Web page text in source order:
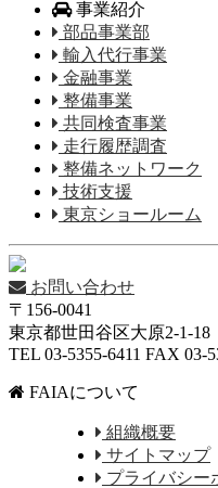
事業紹介
部品事業部
輸入代行事業
金融事業
整備事業
共同検査事業
走行履歴調査
整備ネットワーク
技術支援
東京ショールーム
お問い合わせ
〒156-0041
東京都世田谷区大原2-1-18
TEL 03-5355-6411 FAX 03-
FAIAについて
組織概要
サイトマップ
プライバシー